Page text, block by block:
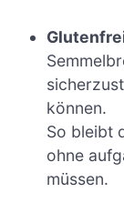
können.
So bleibt
ohne
müssen.